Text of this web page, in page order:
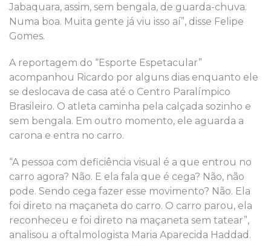
Jabaquara, assim, sem bengala, de guarda-chuva.
Numa boa. Muita gente já viu isso aí”, disse Felipe
Gomes.
A reportagem do “Esporte Espetacular”
acompanhou Ricardo por alguns dias enquanto ele
se deslocava de casa até o Centro Paralímpico
Brasileiro. O atleta caminha pela calçada sozinho e
sem bengala. Em outro momento, ele aguarda a
carona e entra no carro.
“A pessoa com deficiência visual é a que entrou no
carro agora? Não. E ela fala que é cega? Não, não
pode. Sendo cega fazer esse movimento? Não. Ela
foi direto na maçaneta do carro. O carro parou, ela
reconheceu e foi direto na maçaneta sem tatear”,
analisou a oftalmologista Maria Aparecida Haddad.